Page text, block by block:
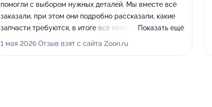
помогли с выбором нужных деталей. Мы вместе всё
заказали, при этом они подробно рассказали, какие
запчасти требуются, в итоге всё поменяли. Сервис
действительно хороший, все работы выполнили
Показать ещё
1 мая 2026 Отзыв взят с сайта Zoon.ru